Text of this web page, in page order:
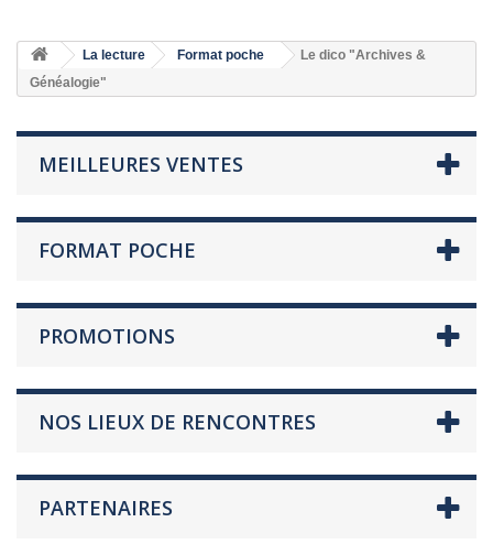
La lecture Format poche
Le dico "Archives &
Généalogie"
MEILLEURES VENTES
FORMAT POCHE
PROMOTIONS
NOS LIEUX DE RENCONTRES
PARTENAIRES